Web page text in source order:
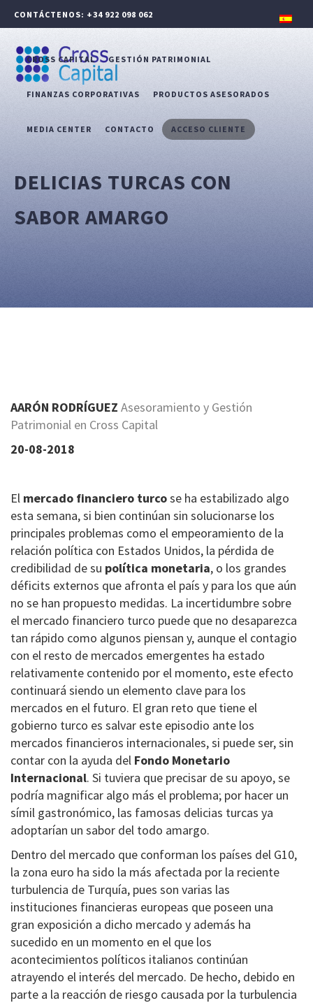
CONTÁCTENOS: +34 922 098 062
CROSS CAPITAL GESTIÓN PATRIMONIAL
FINANZAS CORPORATIVAS PRODUCTOS ASESORADOS
MEDIA CENTER CONTACTO ACCESO CLIENTE
DELICIAS TURCAS CON
SABOR AMARGO
AARÓN RODRÍGUEZ Asesoramiento y Gestión
Patrimonial en Cross Capital
20-08-2018
El mercado financiero turcose ha estabilizado algo
esta semana, si bien continúan sin solucionarse los
principales problemas como el empeoramiento de la
relación política con Estados Unidos, la pérdida de
credibilidad de su política monetaria, o los grandes
déficits externos que afronta el país y para los que aún
no se han propuesto medidas. La incertidumbre sobre
el mercado financiero turco puede que no desaparezca
tan rápido como algunos piensan y, aunque el contagio
con el resto de mercados emergentes ha estado
relativamente contenido por el momento, este efecto
continuará siendo un elemento clave para los
mercados en el futuro. El gran reto que tiene el
gobierno turco es salvar este episodio ante los
mercados financieros internacionales, si puede ser, sin
contar con la ayuda del Fondo Monetario
Internacional. Si tuviera que precisar de su apoyo, se
podría magnificar algo más el problema; por hacer un
símil gastronómico, las famosas delicias turcas ya
adoptarían un sabor del todo amargo.
Dentro del mercado que conforman los países del G10,
la zona euro ha sido la más afectada por la reciente
turbulencia de Turquía, pues son varias las
instituciones financieras europeas que poseen una
gran exposición a dicho mercado y además ha
sucedido en un momento en el que los
acontecimientos políticos italianos continúan
atrayendo el interés del mercado. De hecho, debido en
parte a la reacción de riesgo causada por la turbulencia